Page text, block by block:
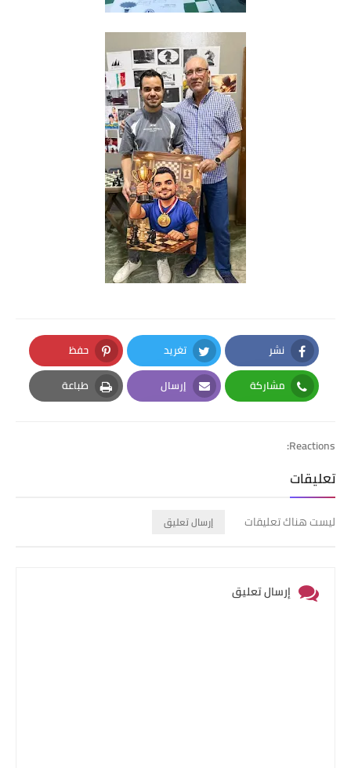
نشر
Facebook
تغريد
Twitter
حفظ
Pinterest
مشاركة
Whatsapp
إرسال
Email
طباعة
Print
Reactions:
تعليقات
ليست هناك تعليقات إرسال تعليق
إرسال تعليق